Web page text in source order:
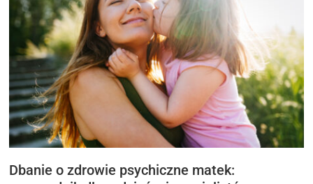
Dbanie o zdrowie psychiczne matek: